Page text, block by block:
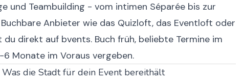
und Teambuilding - vom intimen Séparée bis zur
Anbieter wie das Quizloft, das Eventloft oder
du direkt auf bvents. Buch früh, beliebte Termine im
Monate im Voraus vergeben.
die Stadt für dein Event bereithält